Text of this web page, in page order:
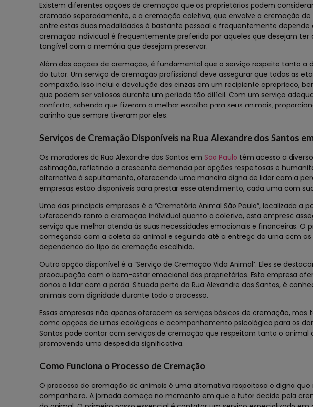
Existem diferentes opções de cremação que os proprietários podem
cremado separadamente, e a cremação coletiva, que envolve a cremação
entre estas duas modalidades é bastante pessoal e frequentemente
cremação individual é frequentemente preferida por aqueles que desejam ter
tangível com a memória que desejam preservar.
Além das opções de cremação, é fundamental que o serviço respeite tanto a
do tutor. Um serviço de cremação profissional deve assegurar que todas as
compaixão. Isso inclui a devolução das cinzas em um recipiente apropriado,
que podem ser valiosos durante um período tão difícil. Com um serviço
conforto, sabendo que fizeram a melhor escolha para seus animais,
carinho que sempre tiveram por eles.
Serviços de Cremação Disponíveis na Rua Alexandre dos Santos
Os moradores da Rua Alexandre dos Santos em São Paulo têm acesso a
estimação, refletindo a crescente demanda por opções respeitosas e
alternativa à sepultamento, oferecendo uma maneira digna de lidar com a
empresas estão disponíveis para prestar esse atendimento, cada uma com
Uma das principais empresas é a “Crematório Animal São Paulo”, localizada a
Oferecendo tanto a cremação individual quanto a coletiva, esta empresa
serviço que melhor atenda às suas necessidades emocionais e financeiras. O
começando com a coleta do animal e seguindo até a entrega da urna com
dependendo do tipo de cremação escolhido.
Outra opção disponível é a “Serviço de Cremação Vida Animal”. Eles se
preocupação com o bem-estar emocional dos proprietários. Esta empresa
donos a lidar com a perda. Situada perto da Rua Alexandre dos Santos, é
animais com dignidade durante todo o processo.
Essas empresas não apenas oferecem os serviços básicos de cremação,
como opções de urnas ecológicas e acompanhamento psicológico para os
Santos pode contar com serviços de cremação que respeitam tanto o animal
promovendo uma despedida significativa.
Como Funciona o Processo de Cremação
O processo de cremação de animais é uma alternativa respeitosa e digna
companheiro. A jornada começa no momento em que o tutor decide pela